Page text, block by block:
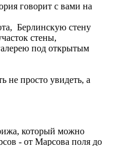
говорит с вами на
Берлинскую стену
стены,
под открытым
не просто увидеть, а
который можно
- от Марсова поля до